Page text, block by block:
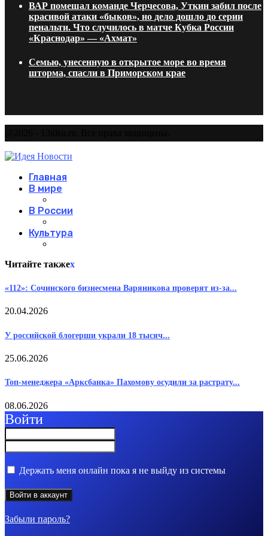
ВАР помешал команде Черчесова, Уткин забил после
красивой атаки «быков», но дело дошло до серии
пенальти. Что случилось в матче Кубка России
«Краснодар» — «Ахмат»
Семью, унесенную в открытое море во время
шторма, спасли в Приморском крае
Главная
В мире
В России
Культура
Читайте такжеx
«112»: Сочинского бизнесмена Варяникова проверят из-за...
20.04.2026
У российской блогерши украли 18 тысяч...
25.06.2026
Топ-менеджера «Арксбанка» Пахомову осудили за растрату...
08.06.2026
Войти
Держать меня онлайн пока я не выйду из системы
Забыли пароль?